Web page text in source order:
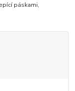
páskami,